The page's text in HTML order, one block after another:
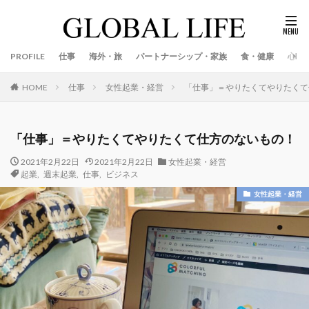
PROFILE 仕事 海外・旅 パートナーシップ・家族 食・健康 心
HOME 仕事 女性起業・経営 「仕事」＝やりたくてやりたく
「仕事」＝やりたくてやりたくて仕方のないもの！
2021年2月22日 2021年2月22日
女性起業・経営
起業
週末起業 仕事, ビジネス
女性起業・経営